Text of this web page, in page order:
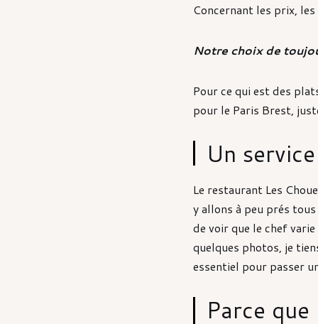
Concernant les prix,
Notre choix de
Pour ce qui est des
pour le Paris Brest,
Un
Le restaurant Les
y allons à peu prés
de voir que le chef
quelques photos, je
essentiel pour passer
Parce